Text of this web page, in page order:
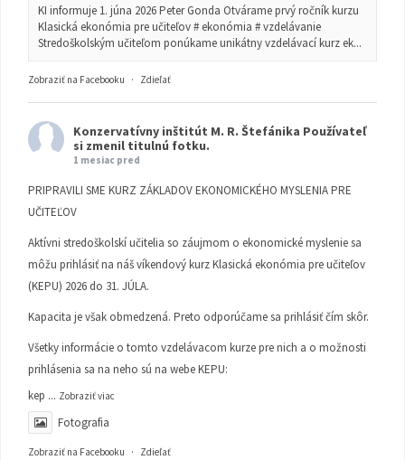
KI informuje 1. júna 2026 Peter Gonda Otvárame prvý ročník kurzu
Klasická ekonómia pre učiteľov # ekonómia # vzdelávanie
Stredoškolským učiteľom ponúkame unikátny vzdelávací kurz ek...
Zobraziť na Facebooku · Zdieľať
Konzervatívny inštitút M. R. Štefánika Používateľ
si zmenil titulnú fotku.
1 mesiac pred
PRIPRAVILI SME KURZ ZÁKLADOV EKONOMICKÉHO MYSLENIA PRE
UČITEĽOV
Aktívni stredoškolskí učitelia so záujmom o ekonomické myslenie sa
môžu prihlásiť na náš víkendový kurz Klasická ekonómia pre učiteľov
(KEPU) 2026 do 31. JÚLA.
Kapacita je však obmedzená. Preto odporúčame sa prihlásiť čím skôr.
Všetky informácie o tomto vzdelávacom kurze pre nich a o možnosti
prihlásenia sa na neho sú na webe KEPU:
kep ... Zobraziť viac
Fotografia
Zobraziť na Facebooku · Zdieľať